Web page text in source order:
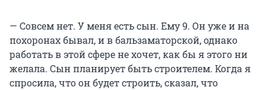
— Совсем нет. У меня есть сын. Ему 9. Он уже и на
похоронах бывал, и в бальзаматорской, однако
работать в этой сфере не хочет, как бы я этого ни
желала. Сын планирует быть строителем. Когда я
спросила, что он будет строить, сказал, что